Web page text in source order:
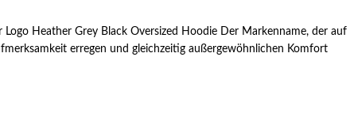
Heather Grey Black Oversized Hoodie Der Markenname, der auf
erregen und gleichzeitig außergewöhnlichen Komfort